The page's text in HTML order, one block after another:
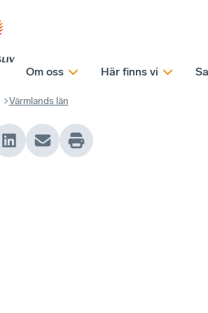
Om oss Här finns vi
Värmlands län